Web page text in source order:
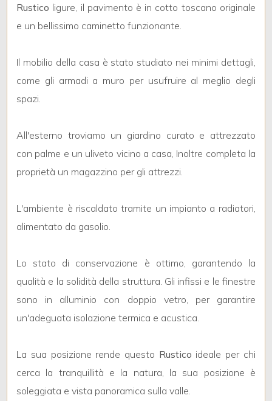
Rustico ligure, il pavimento è in cotto toscano originale
e un bellissimo caminetto funzionante.
Il mobilio della casa è stato studiato nei minimi dettagli,
come gli armadi a muro per usufruire al meglio degli
spazi.
All'esterno troviamo un giardino curato e attrezzato
con palme e un uliveto vicino a casa, Inoltre completa la
proprietà un magazzino per gli attrezzi.
L'ambiente è riscaldato tramite un impianto a radiatori,
alimentato da gasolio.
Lo stato di conservazione è ottimo, garantendo la
qualità e la solidità della struttura. Gli infissi e le finestre
sono in alluminio con doppio vetro, per garantire
un'adeguata isolazione termica e acustica.
La sua posizione rende questo Rustico ideale per chi
cerca la tranquillità e la natura, la sua posizione è
soleggiata e vista panoramica sulla valle.
Bagni
Qualsiasi
2
minime
Qualsiasi